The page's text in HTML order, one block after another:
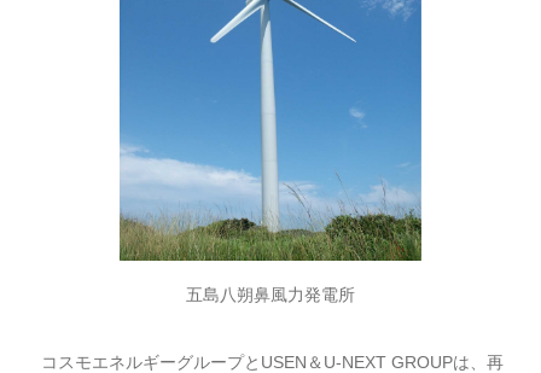
五島八朔鼻風力発電所
コスモエネルギーグループとUSEN＆U-NEXT GROUPは、再